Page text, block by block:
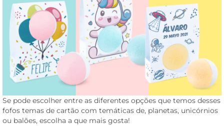
Se pode escolher entre as diferentes opções que temos desses
fofos temas de cartão com temáticas de, planetas, unicórnios
ou balões, escolha a que mais gosta!